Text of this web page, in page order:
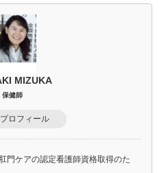
MIZUKA
保健師
ロフィール
門ケアの認定看護師資格取得のた